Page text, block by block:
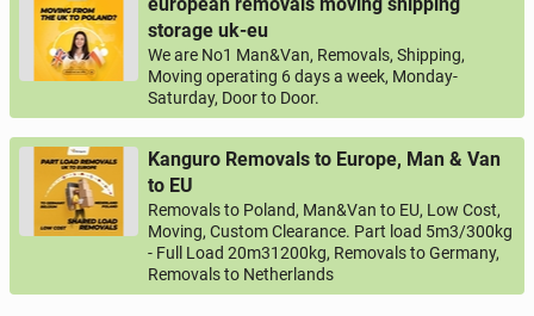
storage uk-eu
We are No1 Man&Van, Removals, Shipping,
Moving operating 6 days a week, Monday-
Saturday, Door to Door.
Kanguro Removals to Europe, Man & Van
to EU
Removals to Poland, Man&Van to EU, Low Cost,
Moving, Custom Clearance. Part load 5m3/300kg
- Full Load 20m31200kg, Removals to Germany,
Removals to Netherlands